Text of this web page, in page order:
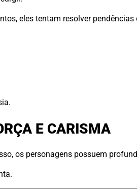
eles tentam resolver
E CARISMA
os personagens possuem